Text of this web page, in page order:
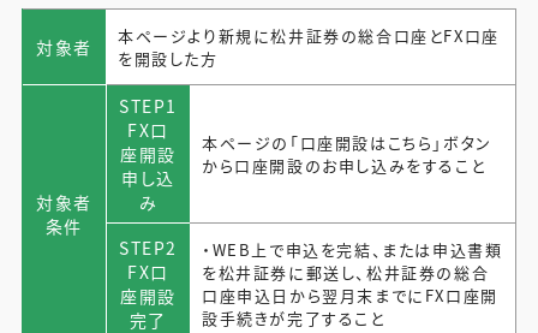
対象者
本ページより新規に松井証券の総合口座とFX口座
を開設した方
対象者
条件
STEP1
FX口
座開設
申し込
み
本ページの「口座開設はこちら」ボタン
から口座開設のお申し込みをすること
STEP2
FX口
座開設
完了
・WEB上で申込を完結、または申込書類
を松井証券に郵送し、松井証券の総合
口座申込日から翌月末までにFX口座開
設手続きが完了すること